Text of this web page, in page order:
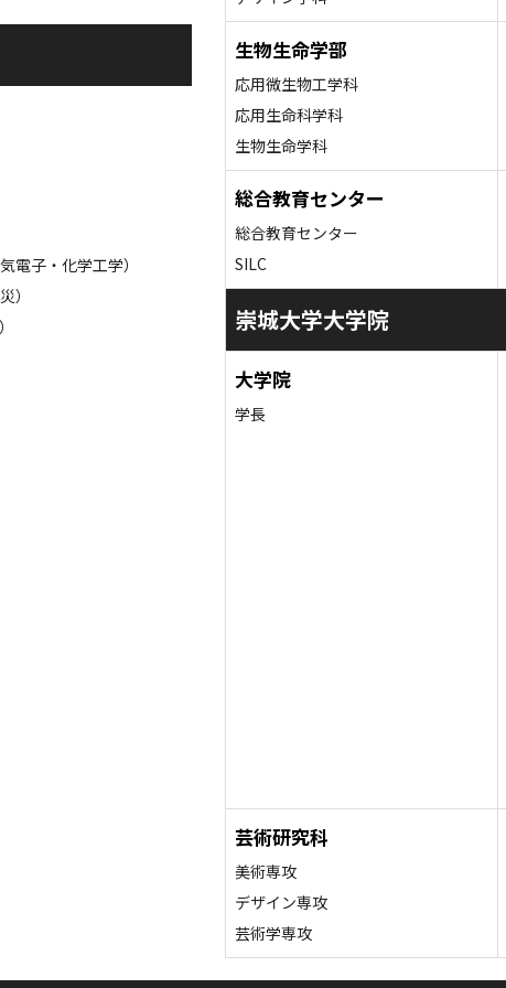
電子・化学工学）
）
生物生命学部
応用微生物工学科
応用生命科学科
生物生命学科
総合教育センター
総合教育センター
SILC
崇城大学大学院
大学院
学長
芸術研究科
美術専攻
デザイン専攻
芸術学専攻